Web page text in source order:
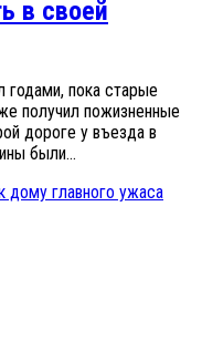
в своей
годами, пока старые
получил пожизненные
дороге у въезда в
были...